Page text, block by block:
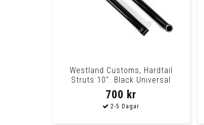
Westland Customs, Hardtail
Struts 10". Black Universal
700 kr